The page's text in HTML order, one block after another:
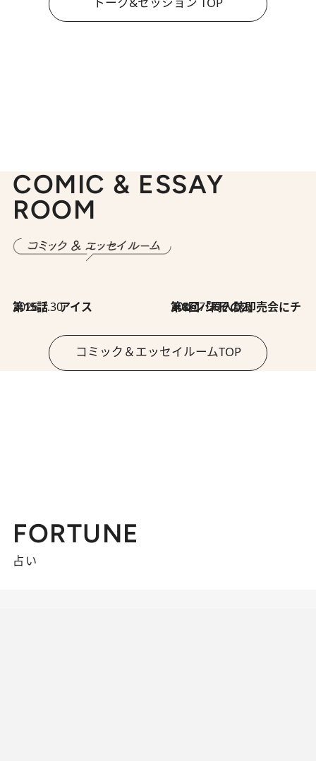
COMIC & ESSAY
ROOM
2026.7.30
第15話 アイス 2026.7.30
第8回「同人誌即売会にチャレンジ その2」
コミック＆エッセイルームTOP
FORTUNE
占い